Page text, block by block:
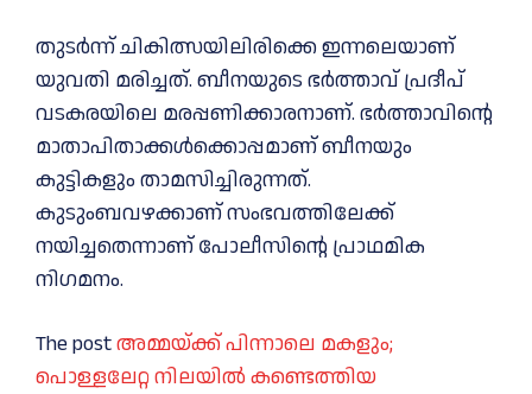
തുടർന്ന് ചികിത്സയിലിരിക്കെ ഇന്നലെയാണ്
യുവതി മരിച്ചത്. ബീനയുടെ ഭർത്താവ് പ്രദീപ്
വടകരയിലെ മരപ്പണിക്കാരനാണ്. ഭർത്താവിന്റെ
മാതാപിതാക്കള്‍ക്കൊപ്പമാണ് ബീനയും
കുട്ടികളും താമസിച്ചിരുന്നത്.
കുടുംബവഴക്കാണ് സംഭവത്തിലേക്ക്
നയിച്ചതെന്നാണ് പോലീസിന്റെ പ്രാഥമിക
നിഗമനം.
The postഅമ്മയ്ക്ക് പിന്നാലെ മകളും;
പൊള്ളലേറ്റ നിലയില്‍ കണ്ടെത്തിയ